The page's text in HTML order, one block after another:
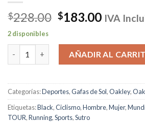
$228.00 El
original
era:
$228.00.
$183.00El
actual
es:
IVA
2 disponibles
Oakley Sutro Sky Prizm Sapphire
AÑADIR AL
Categorías:Deportes,Gafas de Sol,Oakley,
Etiquetas:Black,Ciclismo,Hombre,Mujer,
TOUR,Running,Sports,Sutro